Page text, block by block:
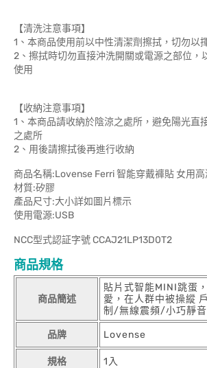
【清洗注意事項】
1、本商品使用前以中性清潔劑擦拭，切勿以
2、擦拭時切勿直接沖洗開關或電源之部位，
使用
【收納注意事項】
1、本商品請收納於陰涼之處所，避免陽光直
之處所
2、用後請擦拭後再進行收納
商品名稱:Lovense Ferri 智能穿戴褲貼 女用
材質:矽膠
產品尺寸:大小詳如圖片標示
使用電源:USB
NCC型式認証字號 CCAJ21LP13D0T2
商品規格
商品簡述
貼片式智能MINI跳蛋
愛，在人群中被操縱
制/無線震頻/小巧靜音
品牌 Lovense
規格 1入